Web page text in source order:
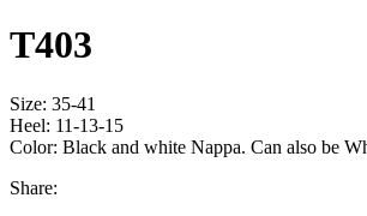
T403
Size: 35-41
Heel: 11-13-15
Color: Black and white Nappa. Can also be
Share: